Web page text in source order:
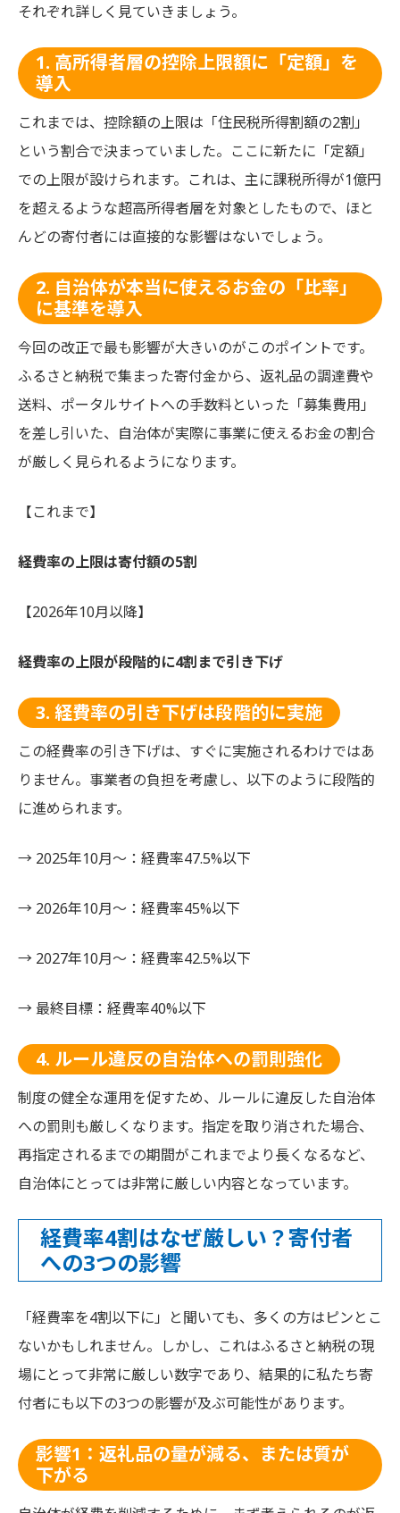
それぞれ詳しく見ていきましょう。
1. 高所得者層の控除上限額に「定額」を
導入
これまでは、控除額の上限は「住民税所得割額の2割」
という割合で決まっていました。ここに新たに「定額」
での上限が設けられます。これは、主に課税所得が1億円
を超えるような超高所得者層を対象としたもので、ほと
んどの寄付者には直接的な影響はないでしょう。
2. 自治体が本当に使えるお金の「比率」
に基準を導入
今回の改正で最も影響が大きいのがこのポイントです。
ふるさと納税で集まった寄付金から、返礼品の調達費や
送料、ポータルサイトへの手数料といった「募集費用」
を差し引いた、自治体が実際に事業に使えるお金の割合
が厳しく見られるようになります。
【これまで】
経費率の上限は寄付額の5割
【2026年10月以降】
経費率の上限が段階的に4割まで引き下げ
3. 経費率の引き下げは段階的に実施
この経費率の引き下げは、すぐに実施されるわけではあ
りません。事業者の負担を考慮し、以下のように段階的
に進められます。
→ 2025年10月〜：経費率47.5%以下
→ 2026年10月〜：経費率45%以下
→ 2027年10月〜：経費率42.5%以下
→ 最終目標：経費率40%以下
4. ルール違反の自治体への罰則強化
制度の健全な運用を促すため、ルールに違反した自治体
への罰則も厳しくなります。指定を取り消された場合、
再指定されるまでの期間がこれまでより長くなるなど、
自治体にとっては非常に厳しい内容となっています。
経費率4割はなぜ厳しい？寄付者
への3つの影響
「経費率を4割以下に」と聞いても、多くの方はピンとこ
ないかもしれません。しかし、これはふるさと納税の現
場にとって非常に厳しい数字であり、結果的に私たち寄
付者にも以下の3つの影響が及ぶ可能性があります。
影響1：返礼品の量が減る、または質が
下がる